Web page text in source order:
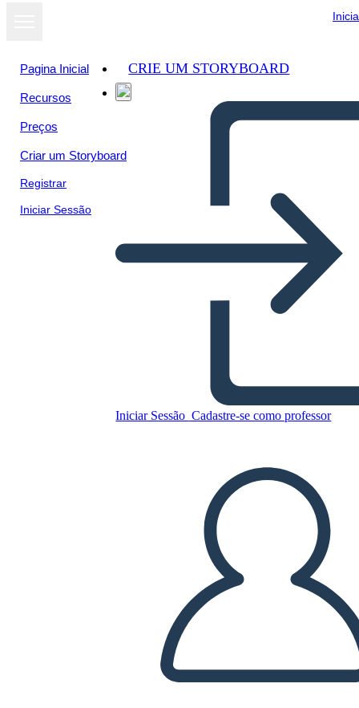
Pagina Inicial
Recursos
Preços
Criar um Storyboard
Registrar
Iniciar Sessão
CRIE UM STORYBOARD
Iniciar Sessão Cadastre-se como professor
Copie este storyboard
CRIAR UM STORYBOARD
LEIA PRA MIM
Ver como
apresentação